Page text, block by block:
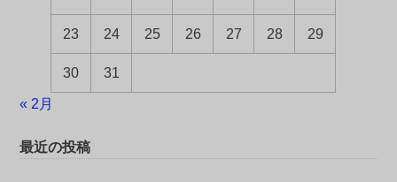
23 24 25 26 27 28 29
30 31
« 2月
最近の投稿